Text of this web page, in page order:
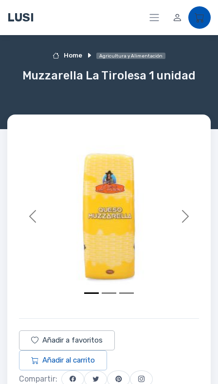
LUSI
Home Agricultura y Alimentación
Muzzarella La Tirolesa 1 unidad
Previous Next
Añadir a favoritos
Añadir al carrito
Compartir: